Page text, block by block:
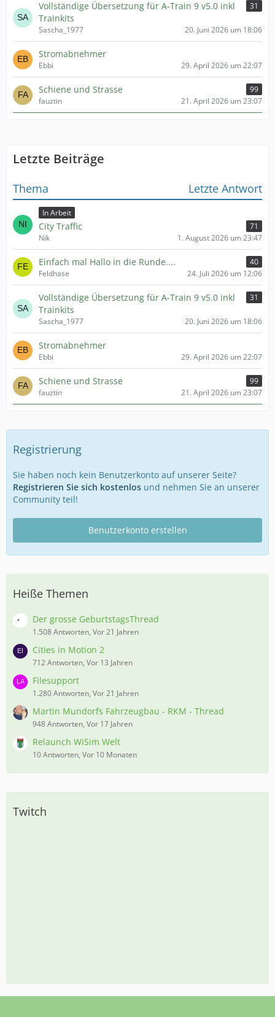
Vollständige Übersetzung für A-Train 9 v5.0 inkl
Trainkits
31
Sascha_1977 20. Juni 2026 um 18:06
Stromabnehmer
Ebbi 29. April 2026 um 22:07
Schiene und Strasse
99
fauztin
21. April 2026 um 23:07
Letzte Beiträge
Thema Letzte Antwort
In Arbeit
City Traffic
71
Nik
1. August 2026 um 23:47
Einfach mal Hallo in die Runde....
40
Feldhase
24. Juli 2026 um 12:06
Vollständige Übersetzung für A-Train 9 v5.0 inkl
Trainkits
31
Sascha_1977 20. Juni 2026 um 18:06
Stromabnehmer
Ebbi 29. April 2026 um 22:07
Schiene und Strasse
99
fauztin
21. April 2026 um 23:07
Registrierung
Sie haben noch kein Benutzerkonto auf unserer Seite?
Registrieren Sie sich kostenlos und nehmen Sie an unserer
Community teil!
Benutzerkonto erstellen
Heiße Themen
Der grosse GeburtstagsThread
1.508 Antworten, Vor 21 Jahren
Cities in Motion 2
712 Antworten, Vor 13 Jahren
Filesupport
1.280 Antworten, Vor 21 Jahren
Martin Mundorfs Fahrzeugbau - RKM - Thread
948 Antworten, Vor 17 Jahren
Relaunch WiSim Welt
10 Antworten, Vor 10 Monaten
Twitch